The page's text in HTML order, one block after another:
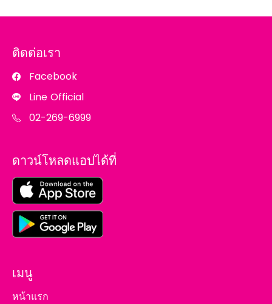
ติดต่อเรา
Facebook
Line Official
02-269-6999
ดาวน์โหลดแอปได้ที่
เมนู
หน้าแรก